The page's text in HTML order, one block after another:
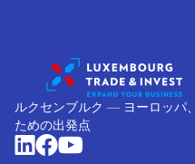
ルクセンブルク ― ヨーロッパ
ための出発点